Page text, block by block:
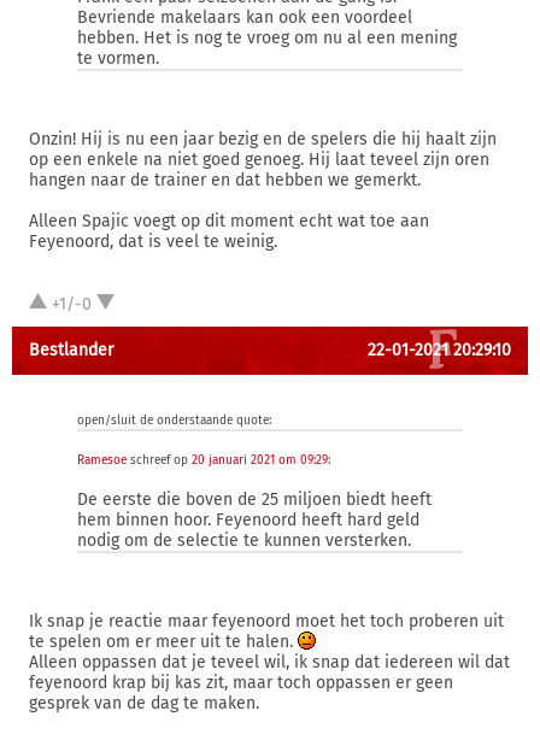
Bevriende makelaars kan ook een voordeel
hebben. Het is nog te vroeg om nu al een mening
te vormen.
Onzin! Hij is nu een jaar bezig en de spelers die hij haalt zijn
op een enkele na niet goed genoeg. Hij laat teveel zijn oren
hangen naar de trainer en dat hebben we gemerkt.
Alleen Spajic voegt op dit moment echt wat toe aan
Feyenoord, dat is veel te weinig.
+1/-0
Bestlander 22-01-2021 20:29:10
open/sluit de onderstaande quote:
Ramesoe schreef op 20 januari 2021 om 09:29:
De eerste die boven de 25 miljoen biedt heeft
hem binnen hoor. Feyenoord heeft hard geld
nodig om de selectie te kunnen versterken.
Ik snap je reactie maar feyenoord moet het toch proberen uit
te spelen om er meer uit te halen.
Alleen oppassen dat je teveel wil, ik snap dat iedereen wil dat
feyenoord krap bij kas zit, maar toch oppassen er geen
gesprek van de dag te maken.